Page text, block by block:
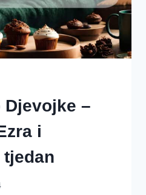
–
i
tjedan